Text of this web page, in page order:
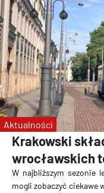
Krakowski
wrocławskich
W najbliższym sezonie
mogli zobaczyć ciekawe
Aktualności